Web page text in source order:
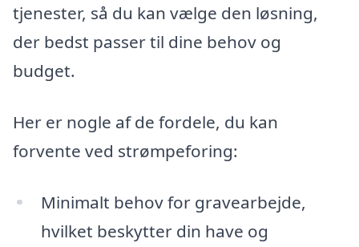
tjenester, så du kan vælge den løsning,
der bedst passer til dine behov og
budget.
Her er nogle af de fordele, du kan
forvente ved strømpeforing:
Minimalt behov for gravearbejde,
hvilket beskytter din have og